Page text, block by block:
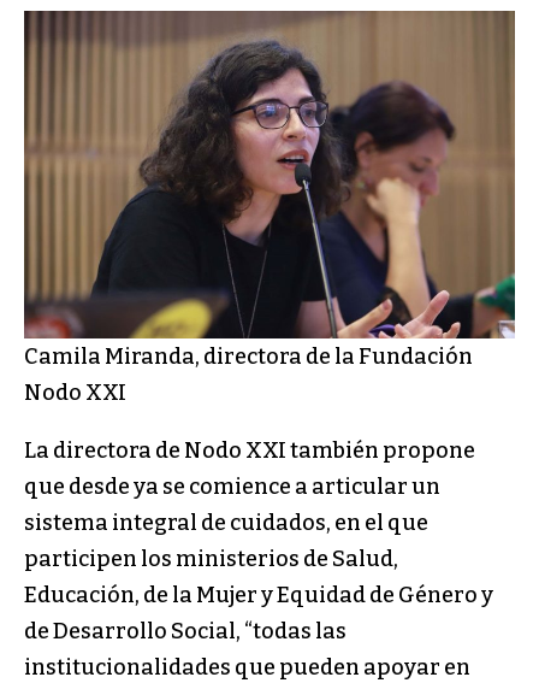
Camila Miranda, directora de la Fundación
Nodo XXI
La directora de Nodo XXI también propone
que desde ya se comience a articular un
sistema integral de cuidados, en el que
participen los ministerios de Salud,
Educación, de la Mujer y Equidad de Género y
de Desarrollo Social, “todas las
institucionalidades que pueden apoyar en